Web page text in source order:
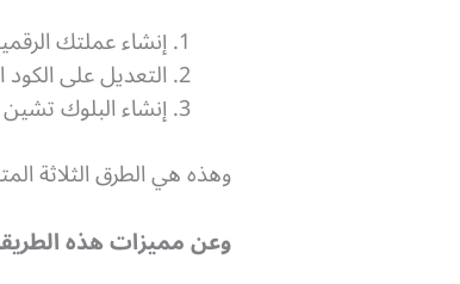
إنشاء عملتك
التعديل على
إنشاء البلوك
وهذه هي الطرق الثلاثة
وعن مميزات هذه